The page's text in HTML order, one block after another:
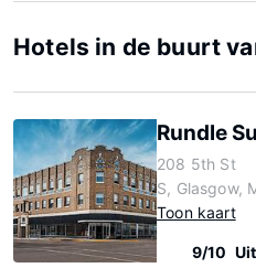
Hotels in de buurt
Rundle
208 5th St
S, Glasgow,
Toon kaart
9/10